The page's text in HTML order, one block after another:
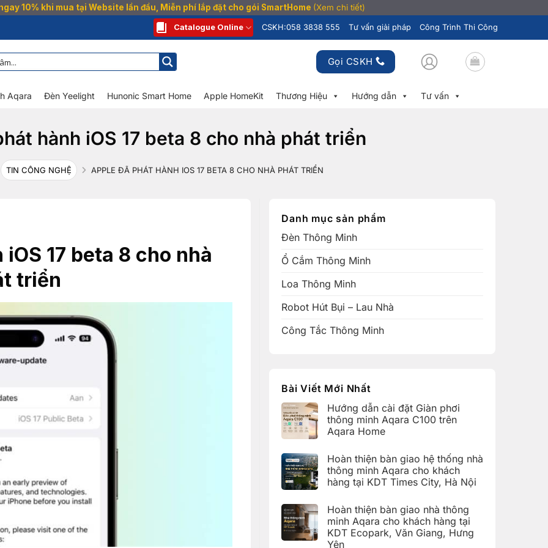
10% khi mua tại Website lần đầu, Miễn phí lắp đặt cho gói SmartHome (Xem chi tiết)
Catalogue Online CSKH:058 3838 555 Tư vấn giải pháp Công Trình Thi Công
Gọi CSKH
Aqara Đèn Yeelight Hunonic Smart Home Apple HomeKit Thương Hiệu Hướng dẫn Tư vấn
hành iOS 17 beta 8 cho nhà phát triển
TIN CÔNG NGHỆ APPLE ĐÃ PHÁT HÀNH IOS 17 BETA 8 CHO NHÀ PHÁT TRIỂN
17 beta 8 cho nhà
triển
Danh mục sản phẩm
Đèn Thông Minh
Ổ Cắm Thông Minh
Loa Thông Minh
Robot Hút Bụi – Lau Nhà
Công Tắc Thông Minh
Bài Viết Mới Nhất
Hướng dẫn cài đặt Giàn phơi
thông minh Aqara C100 trên
Aqara Home
bình
luận
ở
Hướng
đặt
Giàn
phơi
thông
minh
Hoàn thiện bàn giao hệ thống nhà
thông minh Aqara cho khách
hàng tại KDT Times City, Hà Nội
bình
luận
ở
Hoàn
thiện
Hoàn thiện bàn giao nhà thông
minh Aqara cho khách hàng tại
KDT Ecopark, Văn Giang, Hưng
Yên